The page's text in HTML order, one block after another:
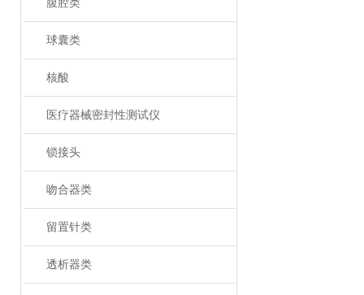
腹腔类
球囊类
核酸
医疗器械密封性测试仪
锁接头
吻合器类
留置针类
透析器类